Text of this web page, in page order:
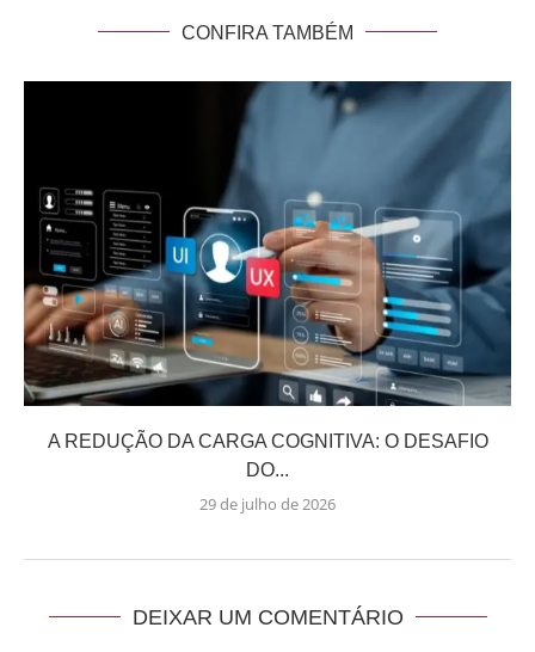
CONFIRA TAMBÉM
A REDUÇÃO DA CARGA COGNITIVA: O DESAFIO
DO...
29 de julho de 2026
DEIXAR UM COMENTÁRIO